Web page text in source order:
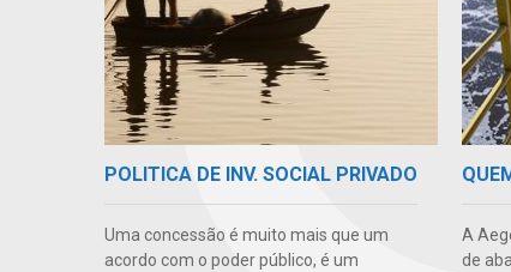
POLITICA DE INV. SOCIAL PRIVADO
Uma concessão é muito mais que um
acordo com o poder público, é um
A
de